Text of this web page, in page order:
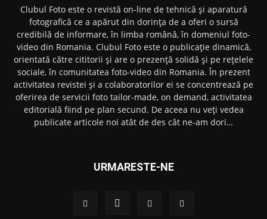
Clubul Foto este o revistă on-line de tehnică și aparatură
fotografică ce a apărut din dorința de a oferi o sursă
credibilă de informare, în limba română, în domeniul foto-
video din Romania. Clubul Foto este o publicație dinamică,
orientată către cititorii și are o prezență solidă și pe rețelele
sociale, în comunitatea foto-video din Romania. În prezent
activitatea revistei și a colaboratorilor ei se concentrează pe
oferirea de servicii foto tailor-made, on demand, activitatea
editorială fiind pe plan secund. De aceea nu veți vedea
publicate articole noi atât de des cât ne-am dori…
URMARESTE-NE